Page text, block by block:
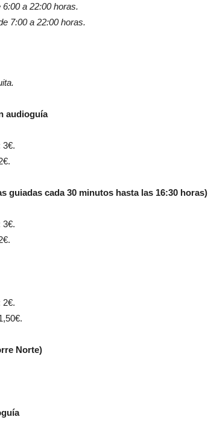
a 22:00 horas.
7:00 a 22:00 horas.
audioguía
3€.
guiadas cada 30 minutos hasta las 16:30 horas)
3€.
2€.
Norte)